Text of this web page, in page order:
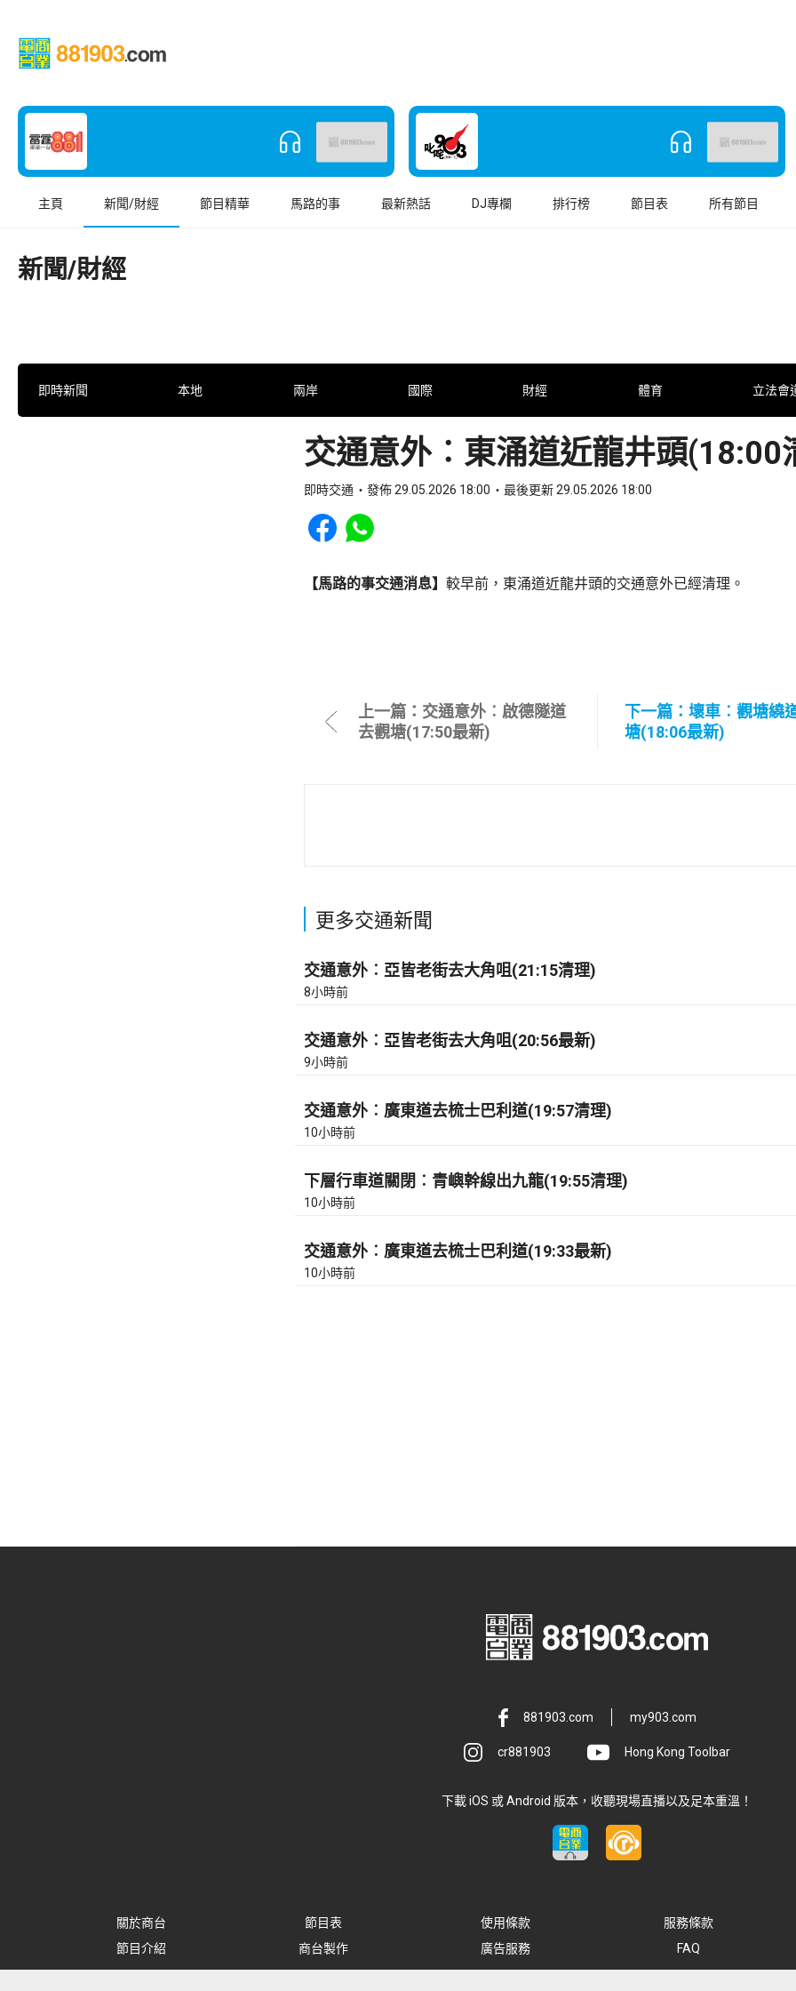
主頁 新聞/財經 節目精華 馬路的事 最新熱話 DJ專欄 排行榜 節目表 所有節目
新聞/財經
即時新聞 本地 兩岸 國際 財經 體育 立法會
交通意外︰東涌道近龍井頭(18:00
即時交通 發佈 29.05.2026 18:00 最後更新 29.05.2026 18:00
Share to Facebook
Share to WhatsApp
【馬路的事交通消息】 較早前，東涌道近龍井頭的交通意外已經清理。
上一篇：交通意外︰啟德隧道
去觀塘(17:50最新)
下一篇：壞車︰觀塘繞
塘(18:06最新)
更多交通新聞
交通意外︰亞皆老街去大角咀(21:15清理)
8小時前
交通意外︰亞皆老街去大角咀(20:56最新)
9小時前
交通意外︰廣東道去梳士巴利道(19:57清理)
10小時前
下層行車道關閉︰青嶼幹線出九龍(19:55清理)
10小時前
交通意外︰廣東道去梳士巴利道(19:33最新)
10小時前
881903.com my903.com
cr881903 Hong Kong Toolbar
下載 iOS 或 Android 版本，收聽現場直播以及足本重溫！
關於商台 節目表 使用條款 服務條款
節目介紹
商台製作 廣告服務 FAQ